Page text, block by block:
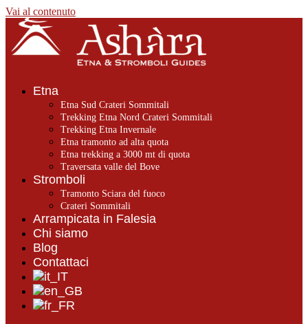
Vai al contenuto
Etna
Etna Sud Crateri Sommitali
Trekking Etna Nord Crateri Sommitali
Trekking Etna Invernale
Etna tramonto ad alta quota
Etna trekking a 3000 mt di quota
Traversata valle del Bove
Stromboli
Tramonto Sciara del fuoco
Crateri Sommitali
Arrampicata in Falesia
Chi siamo
Blog
Contattaci